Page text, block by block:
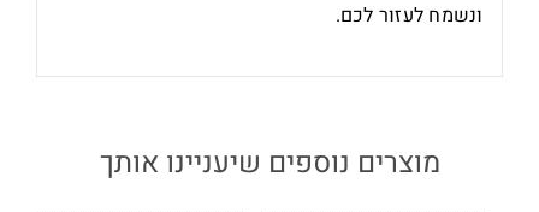
ונשמח לעזור לכם.
מוצרים נוספים שיעניינו אותך